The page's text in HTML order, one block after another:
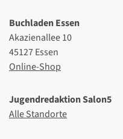
Buchladen Essen
Akazienallee 10
45127 Essen
Online-Shop
Jugendredaktion Salon5
Alle Standorte